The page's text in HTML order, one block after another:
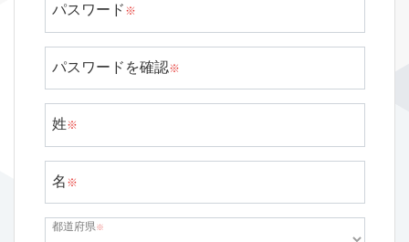
パスワード ※
パスワードを確認※
姓※
名 ※
都道府県※